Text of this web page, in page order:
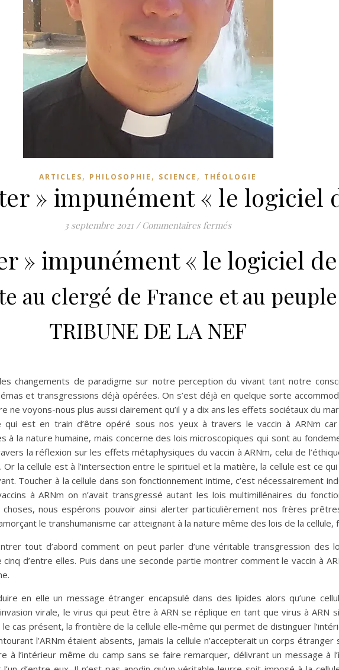
ARTICLES, PHILOSOPHIE , SCIENCE , THÉOLOGIE
» impunément « le logiciel
3 septembre 2021 / Commentaires ferméssur Peut-on « pirater »
» impunément « le logiciel de
au clergé de France et au
TRIBUNE DE LA NEF
changements de paradigme sur notre perception du vivant tant notre
et transgressions déjà opérées. On s’est déjà en quelque sorte
voyons-nous plus aussi clairement qu’il y a dix ans les effets sociétaux du
qui est en train d’être opéré sous nos yeux à travers le vaccin à ARNm
à la nature humaine, mais concerne des lois microscopiques qui sont au
la réflexion sur les effets métaphysiques du vaccin à ARNm, celui de
la cellule est à l’intersection entre le spirituel et la matière, la cellule est ce
Toucher à la cellule dans son fonctionnement intime, c’est nécessairement
à ARNm on n’avait transgressé autant les lois multimillénaires du
choses, nous espérons pouvoir ainsi alerter particulièrement nos frères
le transhumanisme car atteignant à la nature même des lois de la cellule,
tout d’abord comment on peut parler d’une véritable transgression des
d’entre elles. Puis dans une seconde partie montrer comment le vaccin à
en elle un message étranger encapsulé dans des lipides alors qu’une
invasion virale, le virus qui peut être à ARN se réplique en tant que virus à ARN
cas présent, la frontière de la cellule elle-même qui permet de distinguer
l’ARNm étaient absents, jamais la cellule n’accepterait un corps étranger
à l’intérieur même du camp sans se faire remarquer, délivrant un message à